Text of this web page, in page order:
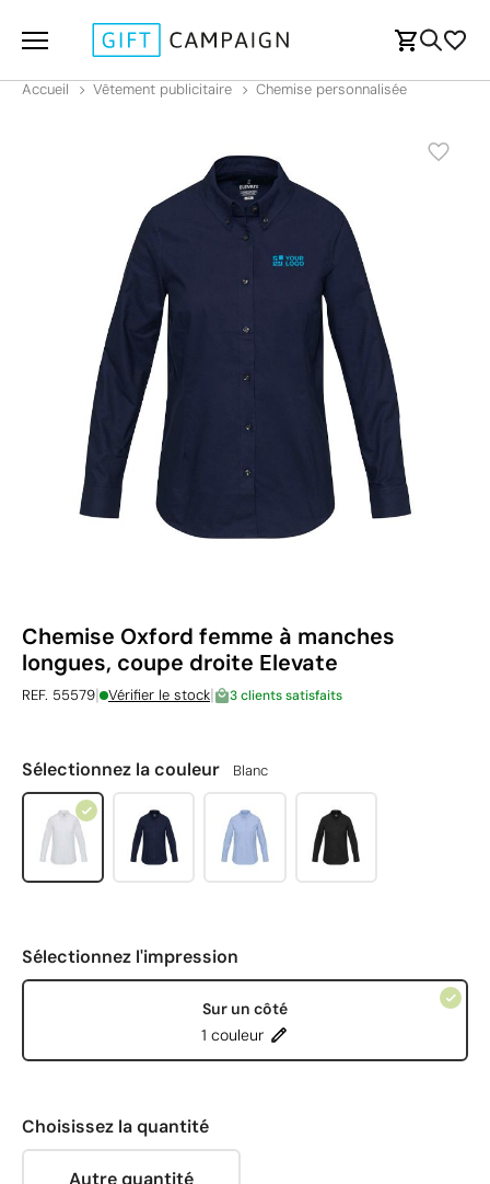
Accueil Vêtement publicitaire Chemise personnalisée
Chemise Oxford femme à manches
longues, coupe droite Elevate
REF. 55579| Vérifier le stock| 3 clients satisfaits
Sélectionnez la couleur Blanc
Sélectionnez l'impression
Sur un côté
1 couleur
Choisissez la quantité
Autre quantité